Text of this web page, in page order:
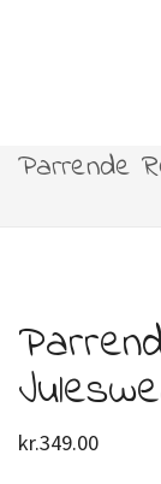
Parrende
kr.349.00